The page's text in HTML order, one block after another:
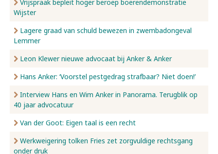
Vrijspraak bepleit hoger beroep boerendemonstratie
Wijster
Lagere graad van schuld bewezen in zwembadongeval
Lemmer
Leon Klewer nieuwe advocaat bij Anker & Anker
Hans Anker: ‘Voorstel pestgedrag strafbaar? Niet doen!’
Interview Hans en Wim Anker in Panorama. Terugblik op
40 jaar advocatuur
Van der Goot: Eigen taal is een recht
Werkweigering tolken Fries zet zorgvuldige rechtsgang
onder druk